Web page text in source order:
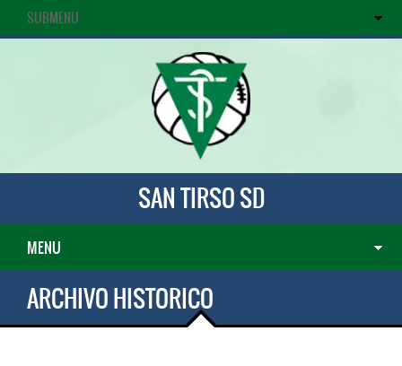
SUBMENU
SAN TIRSO SD
MENU
ARCHIVO HISTORICO